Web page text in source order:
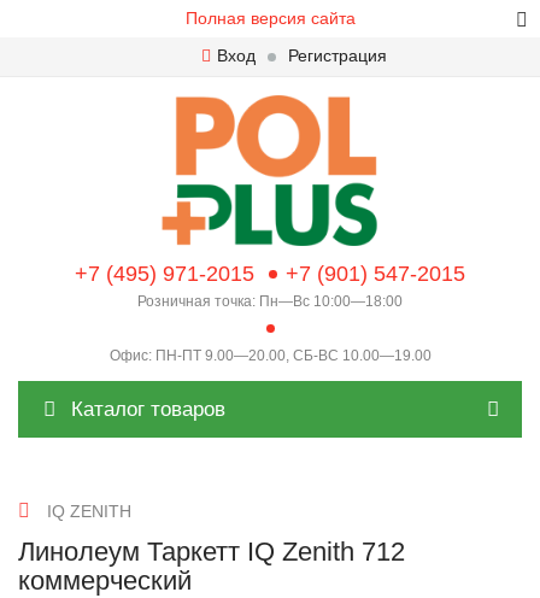
Полная версия сайта
Вход
Регистрация
+7 (495) 971-2015 +7 (901) 547-2015
Розничная точка: Пн—Вс 10:00—18:00
Офис: ПН-ПТ 9.00—20.00, СБ-ВС 10.00—19.00
Каталог товаров
IQ ZENITH
Линолеум Таркетт IQ Zenith 712
коммерческий